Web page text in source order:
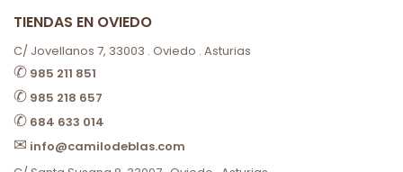
TIENDAS EN OVIEDO
C/ Jovellanos 7, 33003 . Oviedo . Asturias
✆ 985 211 851
✆ 985 218 657
✆ 684 633 014
✉ info@camilodeblas.com